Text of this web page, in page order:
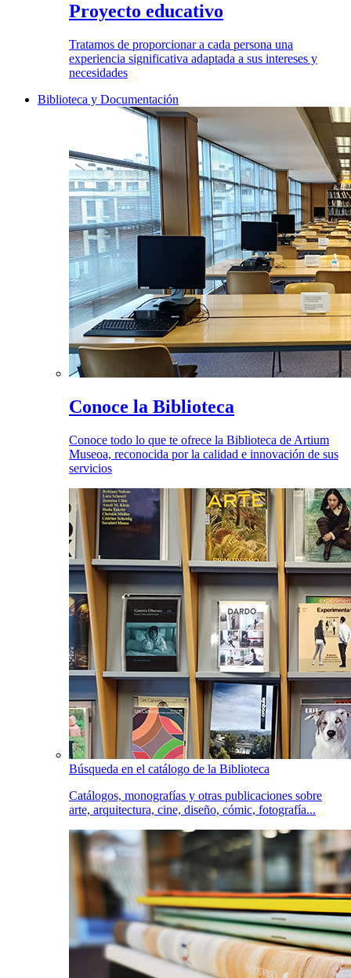
Proyecto educativo
Tratamos de proporcionar a cada persona una
experiencia significativa adaptada a sus intereses y
necesidades
Biblioteca y Documentación
Conoce la Biblioteca
Conoce todo lo que te ofrece la Biblioteca de Artium
Museoa, reconocida por la calidad e innovación de sus
servicios
Búsqueda en el catálogo de la Biblioteca
Catálogos, monografías y otras publicaciones sobre
arte, arquitectura, cine, diseño, cómic, fotografía...